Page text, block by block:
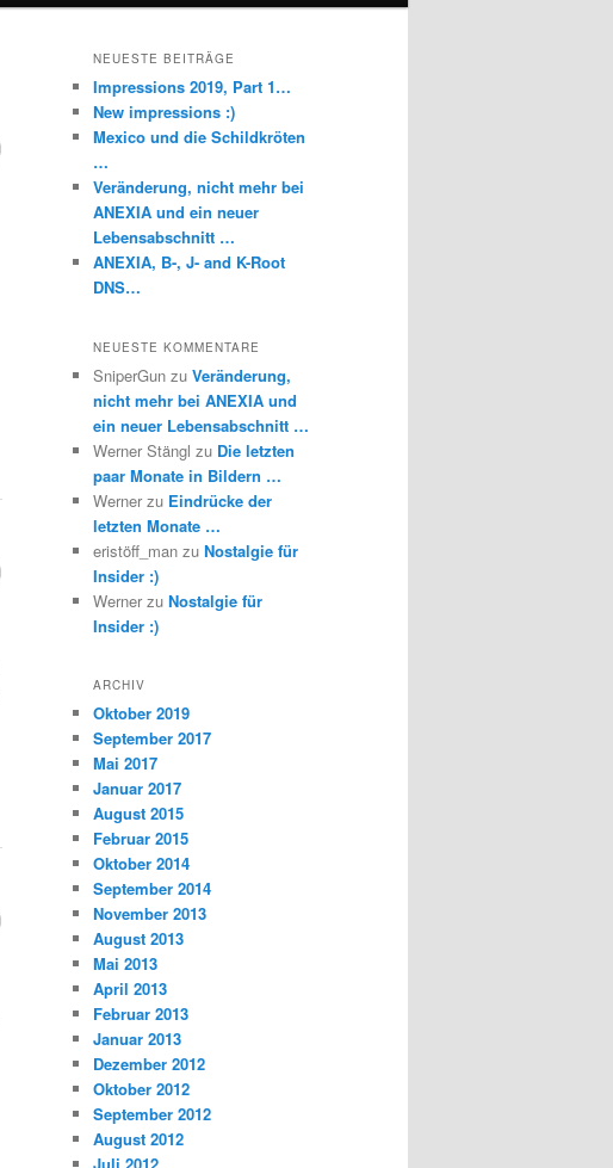
NEUESTE BEITRÄGE
Impressions 2019, Part 1…
New impressions :)
Mexico und die Schildkröten
…
Veränderung, nicht mehr bei
ANEXIA und ein neuer
Lebensabschnitt …
ANEXIA, B-, J- and K-Root
DNS…
NEUESTE KOMMENTARE
SniperGun zu Veränderung,
nicht mehr bei ANEXIA und
ein neuer Lebensabschnitt …
Werner Stängl zu Die letzten
paar Monate in Bildern …
Werner zu Eindrücke der
letzten Monate …
eristöff_man zu Nostalgie für
Insider :)
Werner zu Nostalgie für
Insider :)
ARCHIV
Oktober 2019
September 2017
Mai 2017
Januar 2017
August 2015
Februar 2015
Oktober 2014
September 2014
November 2013
August 2013
Mai 2013
April 2013
Februar 2013
Januar 2013
Dezember 2012
Oktober 2012
September 2012
August 2012